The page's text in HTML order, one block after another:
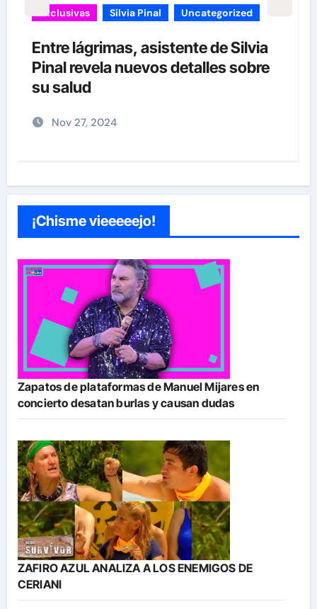
carolina Sandoval Exclusivas
¡EXCLUSIVA! Revelamos la verdad
detrás del divorcio de Carolina
Sandoval y Nick Hernández
Nov 26, 2024
¡Chisme vieeeeejo!
Zapatos de plataformas de Manuel Mijares en
concierto desatan burlas y causan dudas
ZAFIRO AZUL ANALIZA A LOS ENEMIGOS DE
CERIANI